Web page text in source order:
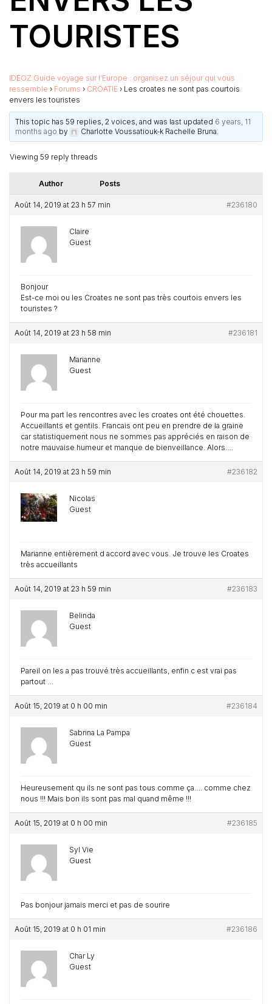
TOURISTES
IDEOZ Guide voyage sur l’Europe : organisez un séjour qui vous
ressemble › Forums › CROATIE › Les croates ne sont pas courtois
envers les touristes
This topic has 59 replies, 2 voices, and was last updated 6 years, 11
months ago by Charlotte Voussatiouk-k Rachelle Bruna.
Viewing 59 reply threads
Author Posts
Août 14, 2019 at 23 h 57 min #236180
Claire
Guest
Bonjour
Est-ce moi ou les Croates ne sont pas très courtois envers les
touristes ?
Août 14, 2019 at 23 h 58 min #236181
Marianne
Guest
Pour ma part les rencontres avec les croates ont été chouettes.
Accueillants et gentils. Francais ont peu en prendre de la graine
car statistiquement nous ne sommes pas appréciés en raison de
notre mauvaise humeur et manque de bienveillance. Alors….
Août 14, 2019 at 23 h 59 min #236182
Nicolas
Guest
Marianne entièrement d accord avec vous. Je trouve les Croates
très accueillants
Août 14, 2019 at 23 h 59 min #236183
Belinda
Guest
Pareil on les a pas trouvé très accueillants, enfin c est vrai pas
partout …
Août 15, 2019 at 0 h 00 min #236184
Sabrina La Pampa
Guest
Heureusement qu ils ne sont pas tous comme ça…. comme chez
nous !!! Mais bon ils sont pas mal quand même !!!
Août 15, 2019 at 0 h 00 min #236185
Syl Vie
Guest
Pas bonjour jamais merci et pas de sourire
Août 15, 2019 at 0 h 01 min #236186
Char Ly
Guest